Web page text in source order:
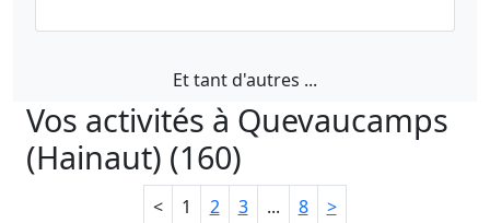
Et tant d'autres ...
Vos activités à Quevaucamps
(Hainaut) (160)
< 1 2 3 ... 8 >